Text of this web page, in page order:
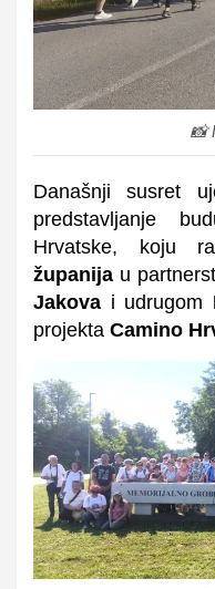
📸
Današnji susret
predstavljanje
Hrvatske, koju
županija u
Jakova i udrugom
projekta Camino